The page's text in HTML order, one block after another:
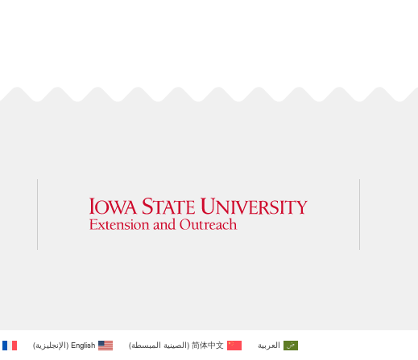
العربية 简体中文
(الصينية المبسطة)
English
(الإنجليزية)